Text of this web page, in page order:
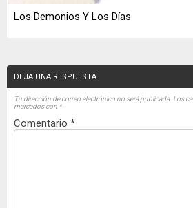
Los Demonios Y Los Días
DEJA UNA RESPUESTA
Tu dirección de correo electrónico no será publicada. Los
marcados con *
Comentario *